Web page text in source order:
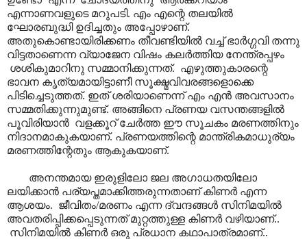
എന്നാണവളുടെ മറുപടി. എം എന്റെ തലയിൽ
ഘോരബുദ്ധി ഉദിച്ചതും അപ്പോഴാ‍ണ്.
അതുകൊണ്ടായിരിക്കണം തീവണ്ടിയിൽ വച്ച് ഭാർഗ്ഗവി തന്നു
വിട്ടതാണെന്ന വ്യാജേന വിഷം കലർത്തിയ നേന്ത്രപ്പഴം
ശശികുമാറിനു സമ്മാനിക്കുന്നത്. എഴുത്തുകാരന്റെ
ഭാവന കൃത്യമായിട്ടാണീ സൂക്ഷ്മവിവരങ്ങളൊക്കെ
പിടിച്ചെടുത്തത്. ഇത് ശരിയാണെന്ന് എം എൻ അവസാനം
സമ്മതിക്കുന്നുമുണ്ട്. അങ്ങിനെ പ്രണയ വസന്തങ്ങളിൽ
പൂവിരിയാൻ വളക്കൂറ് ചേർത്ത ഈ സൂചകം മരണത്തിനും
നിദാനമാകുകയാണ്. പ്രണയത്തിന്റെ മാന്ത്രികമാധുര്യം
മരണത്തിന്റേതും ആകുകയാണ്.
അനന്തമായ ഇരുളിലോ ജല അഗാധതയിലോ
ലയിക്കാൻ പര്യപ്തമാക്കിത്തരുന്നതാണ് കിണർ എന്ന
ആശയം. ജീവിതം/മരണം എന്ന ദ്വന്ദങ്ങൾ സിനിമയിൽ
അവതരിപ്പിക്കപ്പെടുന്നത് മുറ്റത്തുള്ള കിണർ വഴിയാണ്..
സിനിമയിൽ കിണർ ഒരു പ്രധാന കഥാപാത്രമാണ്..